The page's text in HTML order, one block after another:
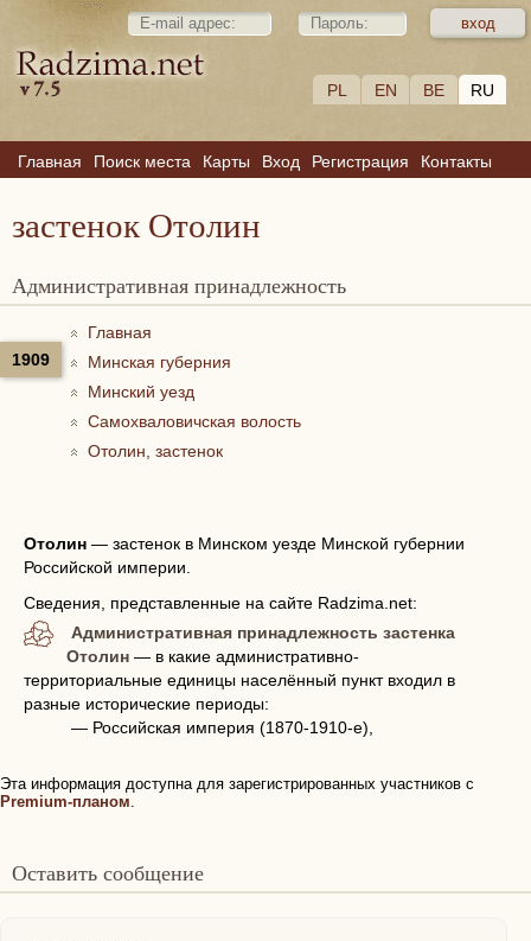
PL EN BE RU
Главная Поиск места Карты Вход Регистрация Контакты
застенок Отолин
Административная принадлежность
1909
Главная
Минская губерния
Минский уезд
Самохваловичская волость
Отолин, застенок
Отолин — застенок в Минском уезде Минской губернии
Российской империи.
Сведения, представленные на сайте Radzima.net:
Административная принадлежность застенка
Отолин — в какие административно-
территориальные единицы населённый пункт входил в
разные исторические периоды:
— Российская империя (1870-1910-е),
Эта информация доступна для зарегистрированных участников с
Premium-планом.
Оставить сообщение